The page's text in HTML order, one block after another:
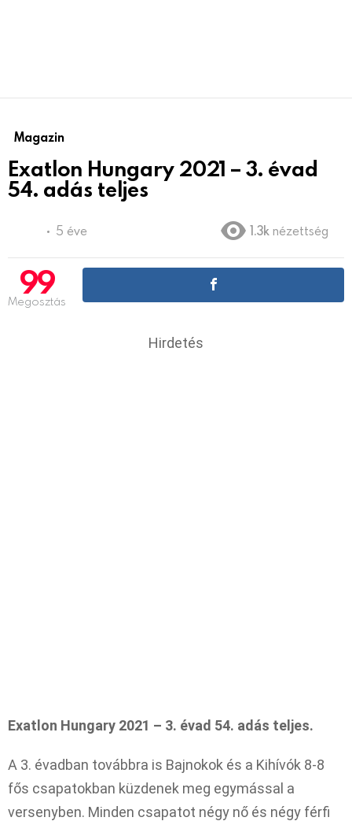
Magazin
Exatlon Hungary 2021 – 3. évad
54. adás teljes
5 éve 1.3k nézettség
99
Megosztás
Hirdetés
Exatlon Hungary 2021 – 3. évad 54. adás teljes.
A 3. évadban továbbra is Bajnokok és a Kihívók 8-8
fős csapatokban küzdenek meg egymással a
versenyben. Minden csapatot négy nő és négy férfi